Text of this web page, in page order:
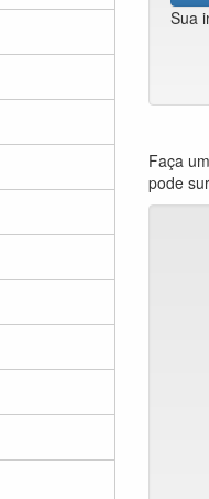
Sua
Faça
pode